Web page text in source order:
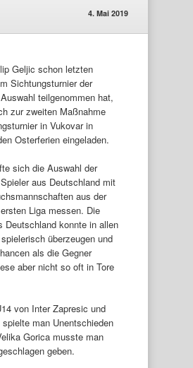
4. Mai 2019
Geljic schon letzten
Sichtungsturnier der
teilgenommen hat,
zur zweiten Maßnahme
in Vukovar in
Osterferien eingeladen.
sich die Auswahl der
aus Deutschland mit
aus der
Liga messen. Die
Deutschland konnte in allen
überzeugen und
als die Gegner
aber nicht so oft in Tore
von Inter Zapresic und
man Unentschieden
Gorica musste man
geben.